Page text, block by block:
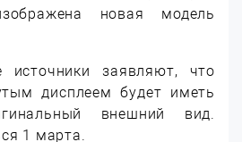
новая модель
источники заявляют, что
дисплеем будет иметь
внешний вид.
1 марта.